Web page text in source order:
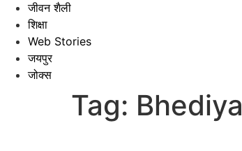
जीवन शैली
शिक्षा
Web Stories
जयपुर
जोक्स
Tag: Bhediya